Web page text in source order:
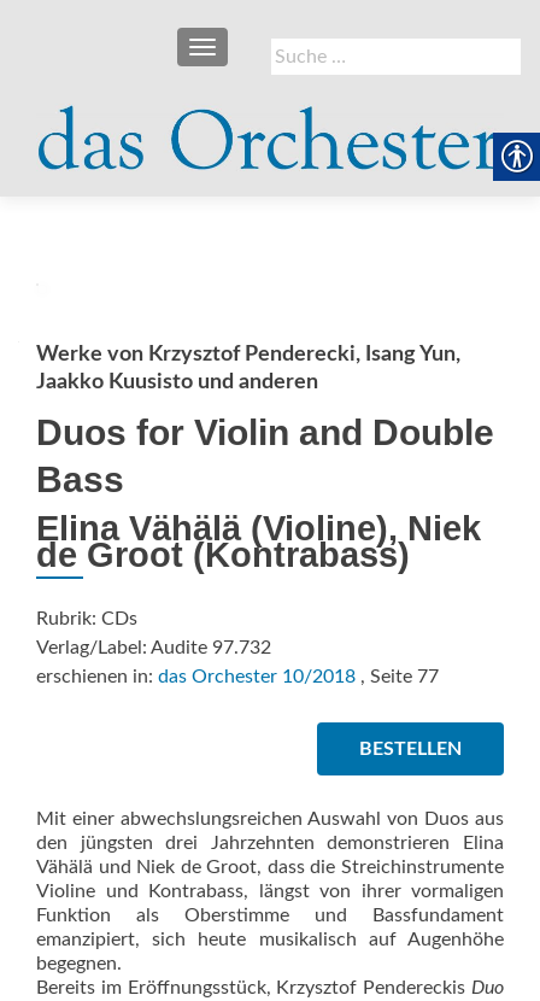
Suche
nach:
SCHALTE NAVIGATION
Werke von Krzysztof Penderecki, Isang Yun,
Jaakko Kuusisto und anderen
Duos for Violin and Double
Bass
Elina Vähälä (Violine), Niek
de Groot (Kontrabass)
Rubrik: CDs
Verlag/Label: Audite 97.732
erschienen in: das Orchester 10/2018 , Seite 77
BESTELLEN
Mit einer abwechslungsreichen Auswahl von Duos aus
den jüngsten drei Jahrzehnten demonstrieren Elina
Vähälä und Niek de Groot, dass die Streichinstrumente
Violine und Kontrabass, längst von ihrer vormaligen
Funktion als Oberstimme und Bassfundament
emanzipiert, sich heute musikalisch auf Augenhöhe
begegnen.
Bereits im Eröffnungsstück, Krzysztof Pendereckis Duo